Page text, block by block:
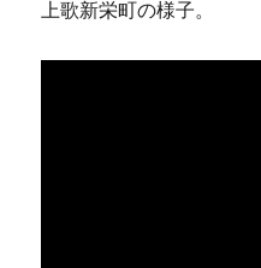
上歌新栄町の様子。